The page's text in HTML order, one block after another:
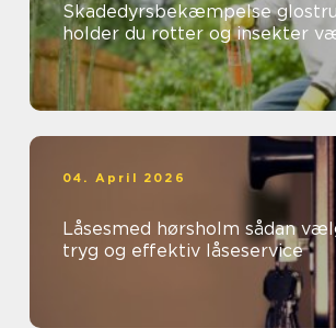
Skadedyrsbekæmpelse
holder du rotter og insekter
04. April 2026
Låsesmed hørsholm sådan vælger du
tryg og effektiv låseservice